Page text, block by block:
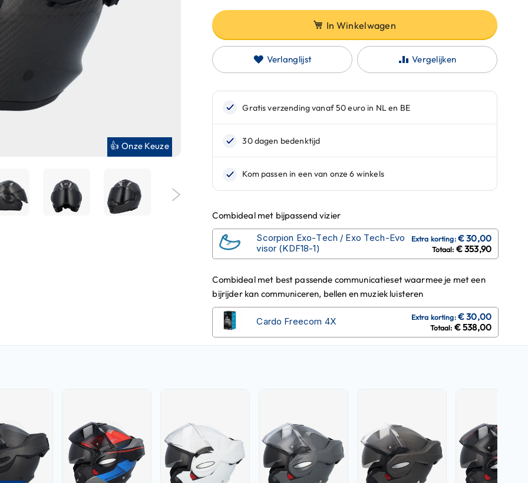
👍 Onze Keuze
In Winkelwagen
Verlanglijst Vergelijken
Combideal met bijpassend vizier
Scorpion Exo-Tech / Exo Tech-Evo
visor (KDF18-1)
€ 353,90
Combideal met best passende communicatieset waarmee je met een
bijrijder kan communiceren, bellen en muziek luisteren
Cardo Freecom 4X
€ 538,00